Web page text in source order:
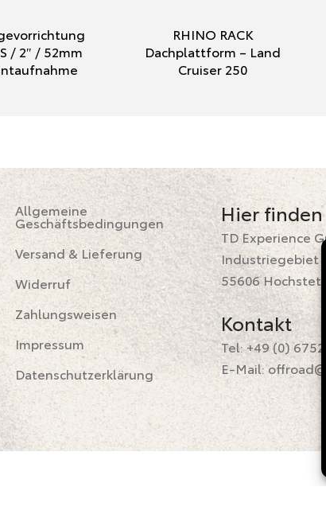
/ 2″ / 52mm
RHINO RACK
Dachplattform – Land
Cruiser 250
Allgemeine
Geschäftsbedingungen
Versand & Lieferung
Widerruf
Zahlungsweisen
Impressum
Datenschutzerklärung
Hier finden
TD Experience
Industriegebiet 4
55606
Kontakt
Tel: +49 (0) 6752
E-Mail: